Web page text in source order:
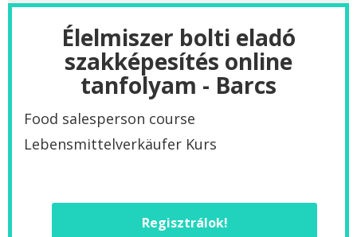
Élelmiszer bolti eladó
szakképesítés online
tanfolyam - Barcs
Food salesperson course
Lebensmittelverkäufer Kurs
Regisztrálok!